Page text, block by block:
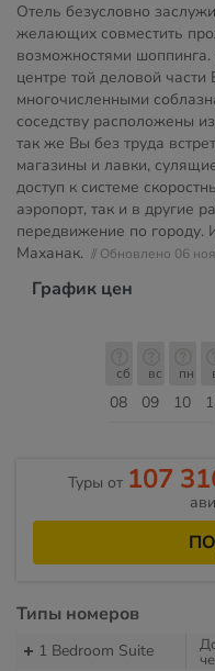
Отель безусловно
желающих совместить
возможностями
центре той деловой части
многочисленными
соседству расположены
так же Вы без труда
магазины и лавки,
доступ к системе
аэропорт, так и в другие
передвижение по городу.
Маханак. // Обновлено 06
График цен
08
сб
09
вс
10
пн
Туры от 107
Типы номеров
1 Bedroom Suite